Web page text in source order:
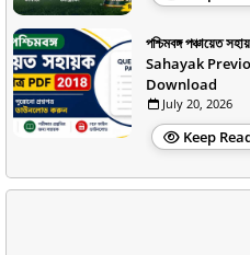
পশ্চিমবঙ্গ
Sahayak
Download
July 20, 2026
Keep